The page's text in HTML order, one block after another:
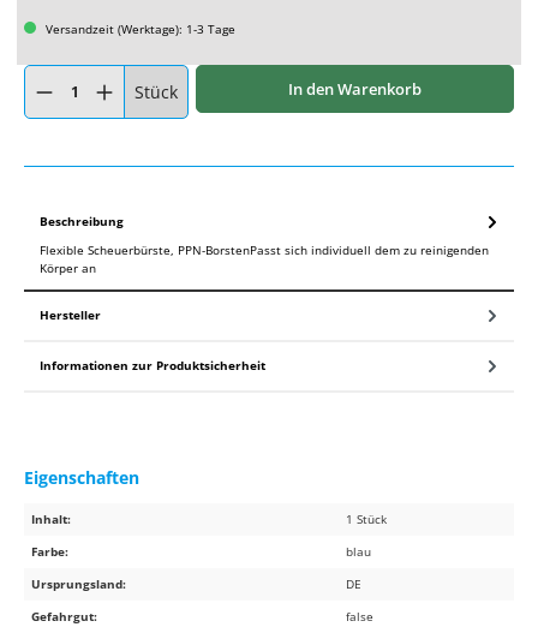
Versandzeit (Werktage): 1-3 Tage
Produkt Anzahl: Gib den gewünschten Wert ein oder benutze die Schaltflächen
Stück In den Warenkorb
Beschreibung
Flexible Scheuerbürste, PPN-BorstenPasst sich individuell dem zu reinigenden
Körper an
Hersteller
Informationen zur Produktsicherheit
Eigenschaften
Inhalt:
1 Stück
Farbe:
blau
Ursprungsland:
DE
Gefahrgut:
false